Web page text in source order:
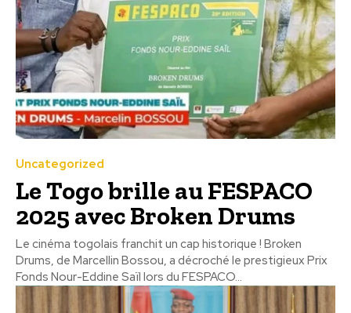
Uncategorized
Le Togo brille au FESPACO
2025 avec Broken Drums
Le cinéma togolais franchit un cap historique ! Broken
Drums, de Marcellin Bossou, a décroché le prestigieux Prix
Fonds Nour-Eddine Saïl lors du FESPACO...